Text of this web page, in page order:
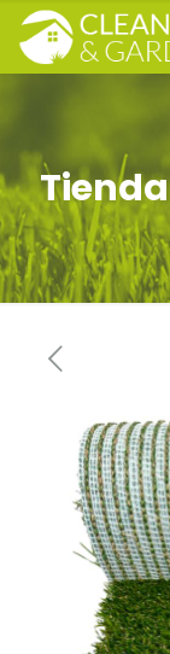
Tienda